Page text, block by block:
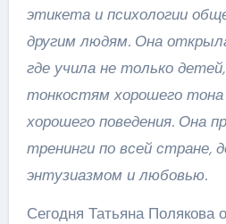
этикета и психологии
другим людям. Она
где учила не только
тонкостям хорошего тона
хорошего поведения. Она
тренинги по всей стране,
энтузиазмом и любовью.
Сегодня Татьяна Полякова